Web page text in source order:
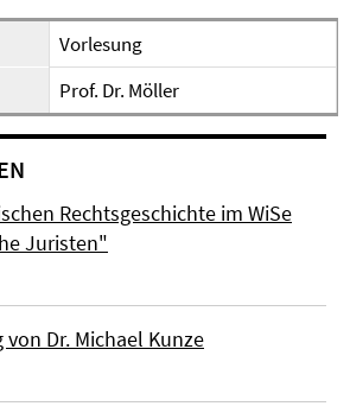
Vorlesung
Prof. Dr. Möller
Rechtsgeschichte im WiSe
Juristen"
Dr. Michael Kunze